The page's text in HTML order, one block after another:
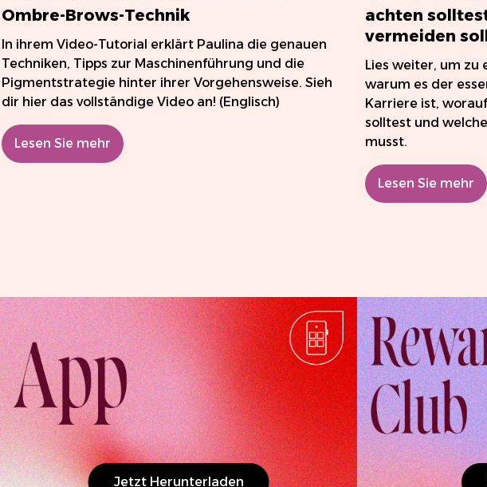
Ombre-Brows-Technik
In ihrem Video-Tutorial erklärt Paulina die genauen
Techniken, Tipps zur Maschinenführung und die
Pigmentstrategie hinter ihrer Vorgehensweise. Sieh
dir hier das vollständige Video an! (Englisch)
Lesen Sie mehr
achten
vermeiden
Lies weiter, um zu
warum es der
Karriere ist,
solltest und
musst.
Lesen Sie mehr
Jetzt Herunterladen